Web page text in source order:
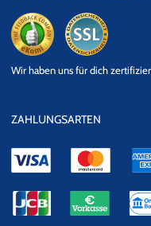
Datensicherheit
Wir haben uns für dich
ZAHLUNGSARTEN